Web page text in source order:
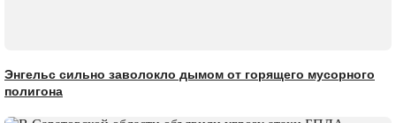
Энгельс сильно заволокло дымом от горящего мусорного
полигона